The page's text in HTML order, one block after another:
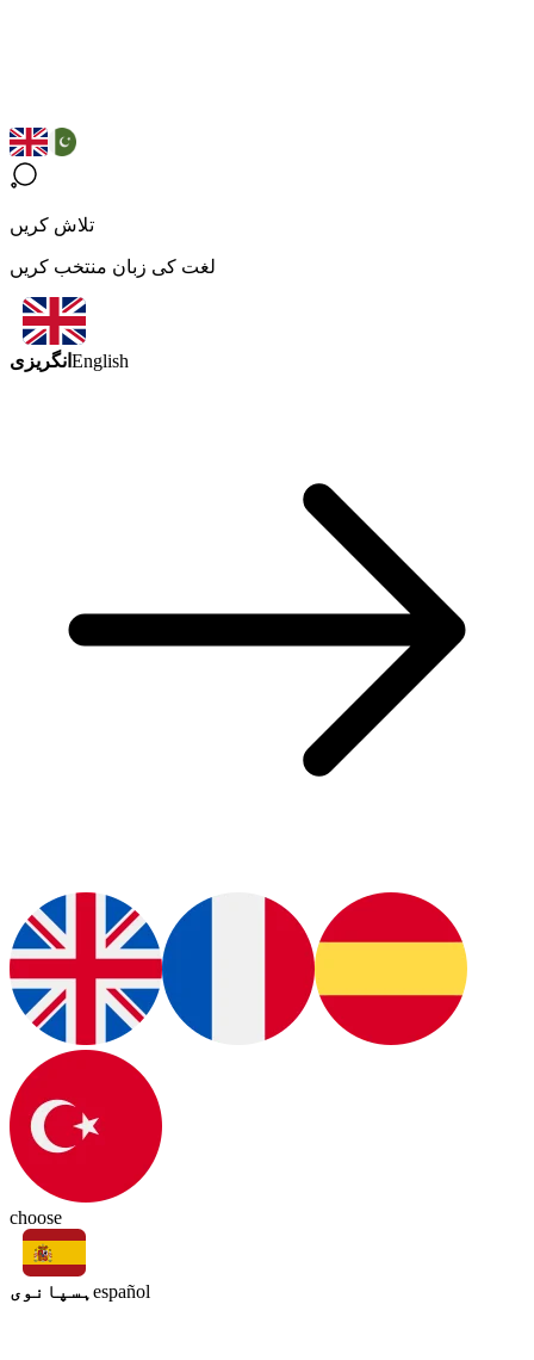
تلاش کریں
لغت کی زبان منتخب کریں
انگریزی English
choose
ہسپانوی español